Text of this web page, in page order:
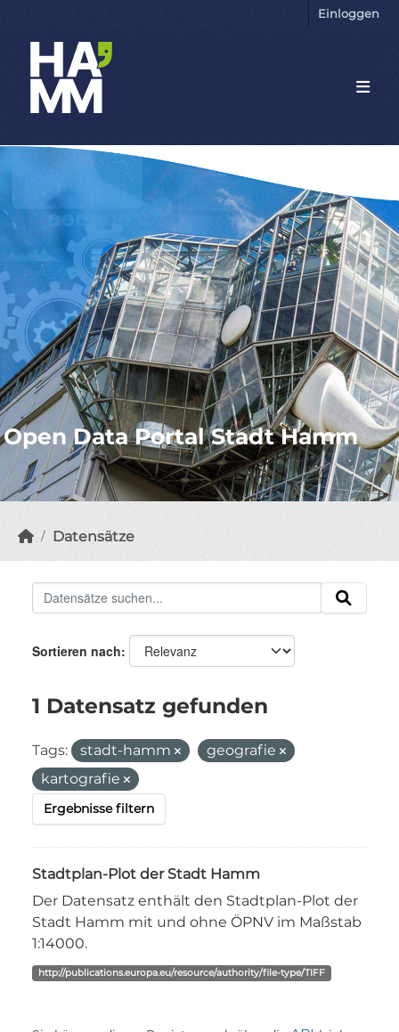
Einloggen
Open Data Portal Stadt Hamm
Datensätze
Sortieren nach
1 Datensatz gefunden
Tags: stadt-hamm
geografie
kartografie
Ergebnisse filtern
Stadtplan-Plot der Stadt Hamm
Der Datensatz enthält den Stadtplan-Plot der
Stadt Hamm mit und ohne ÖPNV im Maßstab
1:14000.
http://publications.europa.eu/resource/authority/file-type/TIFF